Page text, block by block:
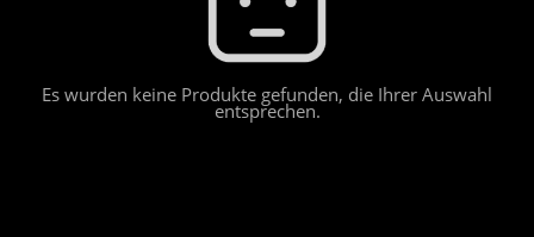
Es wurden keine Produkte gefunden, die Ihrer Auswahl
entsprechen.